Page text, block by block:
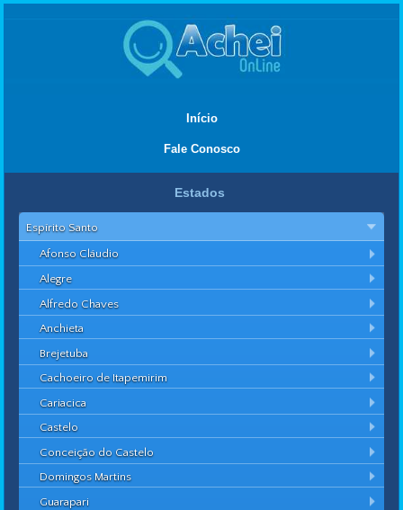
Início
Fale Conosco
Estados
Espírito Santo
Afonso Cláudio
Alegre
Alfredo Chaves
Anchieta
Brejetuba
Cachoeiro de Itapemirim
Cariacica
Castelo
Conceição do Castelo
Domingos Martins
Guarapari